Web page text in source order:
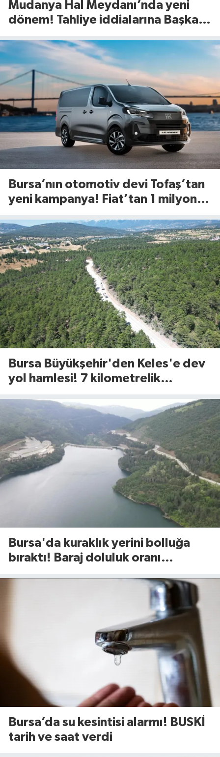
Mudanya Hal Meydanı’nda yeni
dönem! Tahliye iddialarına Başkan
Bursa’nın otomotiv devi Tofaş’tan
yeni kampanya! Fiat’tan 1 milyon
Bursa Büyükşehir'den Keles'e dev
yol hamlesi! 7 kilometrelik
Bursa'da kuraklık yerini bolluğa
bıraktı! Baraj doluluk oranı
Bursa’da su kesintisi alarmı! BUSKİ
tarih ve saat verdi